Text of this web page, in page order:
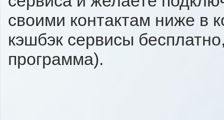
своими контактам ниже в
кэшбэк сервисы
программа).